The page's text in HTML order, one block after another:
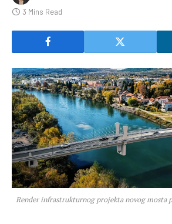
3 Mins Read
Render infrastrukturnog projekta novog mosta